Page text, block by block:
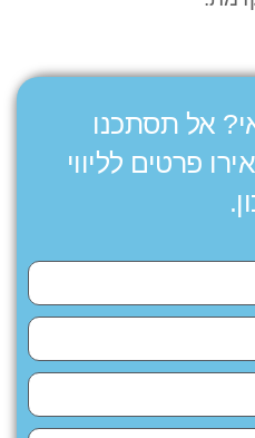
אל תסתכנו
פרטים לליווי